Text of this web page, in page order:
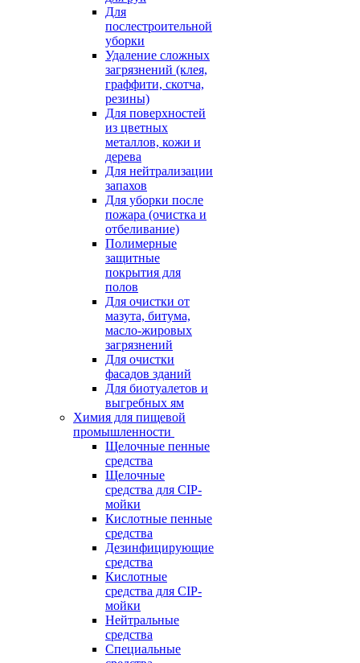
Для
послестроительной
уборки
Удаление сложных
загрязнений (клея,
граффити, скотча,
резины)
Для поверхностей
из цветных
металлов, кожи и
дерева
Для нейтрализации
запахов
Для уборки после
пожара (очистка и
отбеливание)
Полимерные
защитные
покрытия для
полов
Для очистки от
мазута, битума,
масло-жировых
загрязнений
Для очистки
фасадов зданий
Для биотуалетов и
выгребных ям
Химия для пищевой
промышленности
Щелочные пенные
средства
Щелочные
средства для CIP-
мойки
Кислотные пенные
средства
Дезинфицирующие
средства
Кислотные
средства для CIP-
мойки
Нейтральные
средства
Специальные